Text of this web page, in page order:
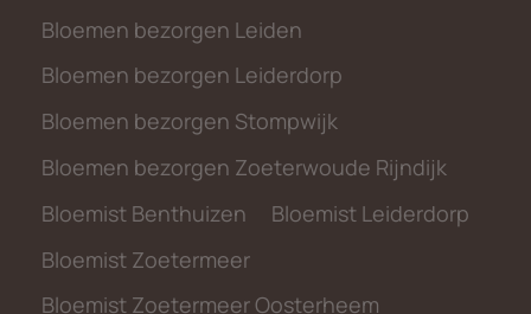
Bloemen bezorgen Leiden
Bloemen bezorgen Leiderdorp
Bloemen bezorgen Stompwijk
Bloemen bezorgen Zoeterwoude Rijndijk
Bloemist Benthuizen
Bloemist Leiderdorp
Bloemist Zoetermeer
Bloemist Zoetermeer Oosterheem